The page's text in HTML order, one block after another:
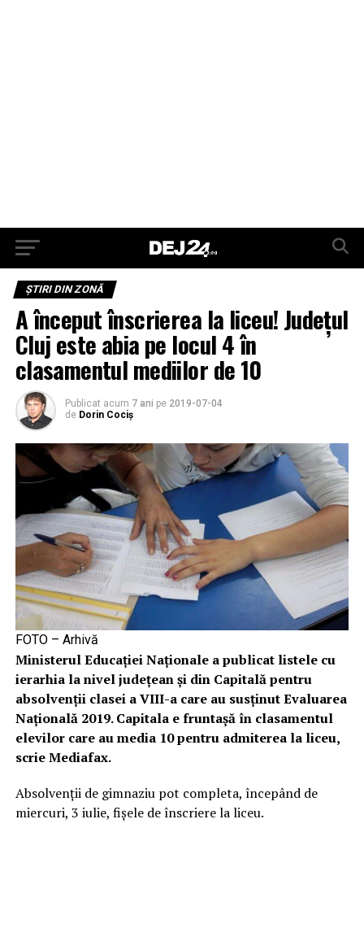
ŞTIRI DIN ZONĂ
A început înscrierea la liceu! Județul
Cluj este abia pe locul 4 în
clasamentul mediilor de 10
Publicat acum 7 ani pe 2019-07-04
de Dorin Cociș
FOTO – Arhivă
Ministerul Educaţiei Naţionale a publicat listele cu
ierarhia la nivel judeţean şi din Capitală pentru
absolvenţii clasei a VIII-a care au susţinut Evaluarea
Naţională 2019. Capitala e fruntaşă în clasamentul
elevilor care au media 10 pentru admiterea la liceu,
scrie Mediafax.
Absolvenții de gimnaziu pot completa, începând de
miercuri, 3 iulie, fișele de înscriere la liceu.